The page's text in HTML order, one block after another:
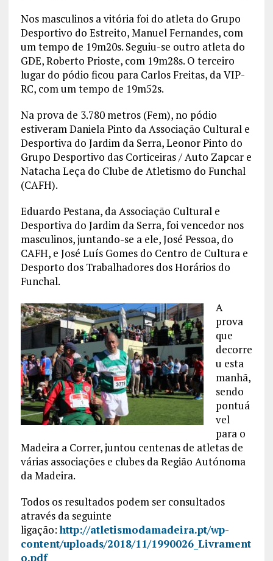
Nos masculinos a vitória foi do atleta do Grupo
Desportivo do Estreito, Manuel Fernandes, com
um tempo de 19m20s. Seguiu-se outro atleta do
GDE, Roberto Prioste, com 19m28s. O terceiro
lugar do pódio ficou para Carlos Freitas, da VIP-
RC, com um tempo de 19m52s.
Na prova de 3.780 metros (Fem), no pódio
estiveram Daniela Pinto da Associação Cultural e
Desportiva do Jardim da Serra, Leonor Pinto do
Grupo Desportivo das Corticeiras / Auto Zapcar e
Natacha Leça do Clube de Atletismo do Funchal
(CAFH).
Eduardo Pestana, da Associação Cultural e
Desportiva do Jardim da Serra, foi vencedor nos
masculinos, juntando-se a ele, José Pessoa, do
CAFH, e José Luís Gomes do Centro de Cultura e
Desporto dos Trabalhadores dos Horários do
Funchal.
A
prova
que
decorre
u esta
manhã,
sendo
pontuá
vel
para o
Madeira a Correr, juntou centenas de atletas de
várias associações e clubes da Região Autónoma
da Madeira.
Todos os resultados podem ser consultados
através da seguinte
ligação:http://atletismodamadeira.pt/wp-
content/uploads/2018/11/1990026_Livrament
o.pdf